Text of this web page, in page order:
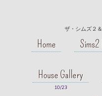
ザ・シムズ２
Home
House Gallery
10/23